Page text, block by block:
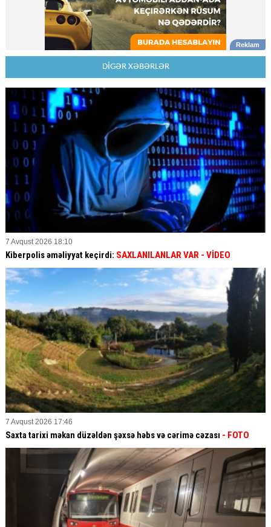
DİGƏR XƏBƏRLƏR
7 Avqust 2026 18:10
Kiberpolis əməliyyat keçirdi: SAXLANILANLAR VAR - VİDEO
7 Avqust 2026 17:46
Saxta tarixi məkan düzəldən şəxsə həbs və cərimə cəzası - FOTO